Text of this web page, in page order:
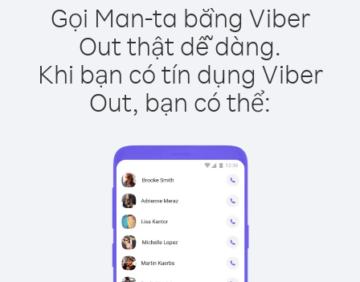
Gọi Man-ta bằng Viber
Out thật dễ dàng.
Khi bạn có tín dụng Viber
Out, bạn có thể: